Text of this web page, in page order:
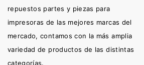
repuestos partes y piezas para
impresoras de las mejores marcas del
mercado, contamos con la más amplia
variedad de productos de las distintas
categorías.